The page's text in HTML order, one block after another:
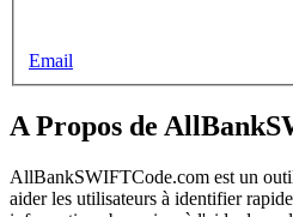
Email
A Propos de
AllBankSWIFTCode.com est un
aider les utilisateurs à identifier